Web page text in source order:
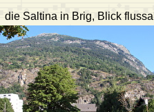
die Saltina in Brig, Blick